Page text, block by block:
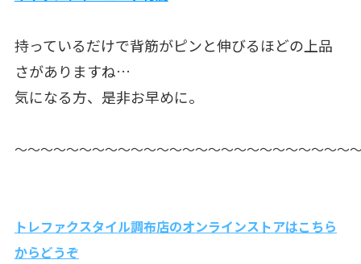
持っているだけで背筋がピンと伸びるほどの上品
さがありますね…
気になる方、是非お早めに。
〜〜〜〜〜〜〜〜〜〜〜〜〜〜〜〜〜〜〜〜〜〜〜〜〜〜
トレファクスタイル調布店のオンラインストアはこちら
からどうぞ